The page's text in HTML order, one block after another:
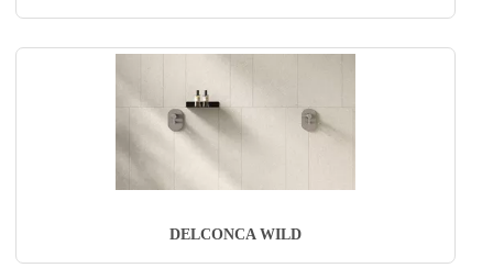
DELCONCA WILD